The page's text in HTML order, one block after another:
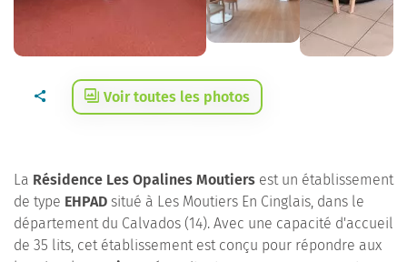
Voir toutes les photos
La Résidence Les Opalines Moutiers est un établissement
de type EHPAD situé à Les Moutiers En Cinglais, dans le
département du Calvados (14). Avec une capacité d'accueil
de 35 lits, cet établissement est conçu pour répondre aux